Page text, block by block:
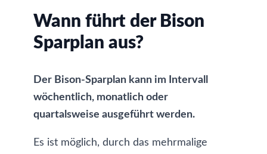
Wann führt der Bison
Sparplan aus?
Der Bison-Sparplan kann im Intervall
wöchentlich, monatlich oder
quartalsweise ausgeführt werden.
Es ist möglich, durch das mehrmalige